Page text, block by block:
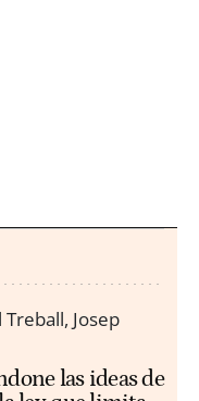
las ideas de